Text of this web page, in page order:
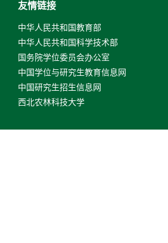
友情链接
中华人民共和国教育部
中华人民共和国科学技术部
国务院学位委员会办公室
中国学位与研究生教育信息网
中国研究生招生信息网
西北农林科技大学